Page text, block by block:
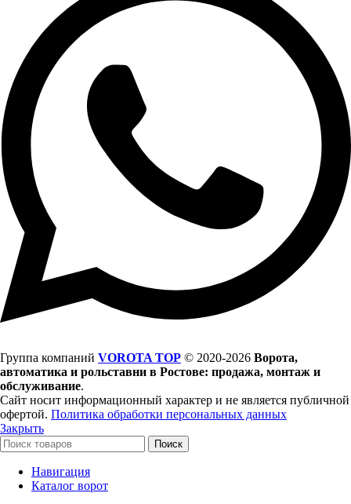
Группа компаний VOROTA TOP © 2020-2026 Ворота,
автоматика и рольставни в Ростове: продажа, монтаж и
обслуживание.
Сайт носит информационный характер и не является публичной
офертой. Политика обработки персональных данных
Закрыть
Поиск
Навигация
Каталог ворот